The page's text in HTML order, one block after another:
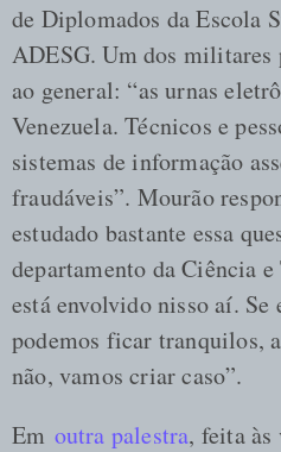
de Diplomados da Escola
ADESG. Um dos militares
ao general: “as urnas
Venezuela. Técnicos e
sistemas de informação
fraudáveis”. Mourão
estudado bastante essa
departamento da Ciência
está envolvido nisso aí. Se
podemos ficar tranquilos,
não, vamos criar caso”.
Em outra palestra, feita às